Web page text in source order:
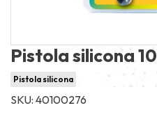
Pistola silicona
Pistola silicona
SKU: 40100276